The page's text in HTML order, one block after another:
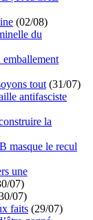
(02/08)
du
tout (31/07)
antifasciste
la
masque le recul
une
07)
07)
faits (29/07)